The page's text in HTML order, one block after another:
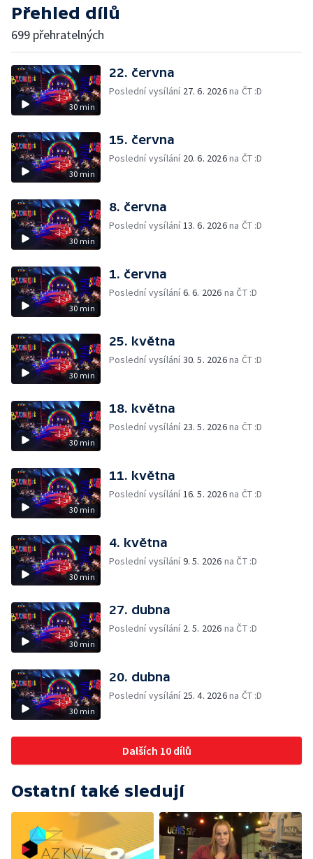
Přehled dílů
699 přehratelných
30 min
22. června
Poslední vysílání 27. 6. 2026na ČT :D
30 min
15. června
Poslední vysílání 20. 6. 2026na ČT :D
30 min
8. června
Poslední vysílání13. 6. 2026na ČT :D
30 min
1. června
Poslední vysílání6. 6. 2026 na ČT :D
30 min
25. května
Poslední vysílání30. 5. 2026na ČT :D
30 min
18. května
Poslední vysílání 23. 5. 2026na ČT :D
30 min
11. května
Poslední vysílání16. 5. 2026na ČT :D
30 min
4. května
Poslední vysílání9. 5. 2026 na ČT :D
30 min
27. dubna
Poslední vysílání 2. 5. 2026 na ČT :D
30 min
20. dubna
Poslední vysílání 25. 4. 2026na ČT :D
Dalších 10 dílů
Ostatní také sledují